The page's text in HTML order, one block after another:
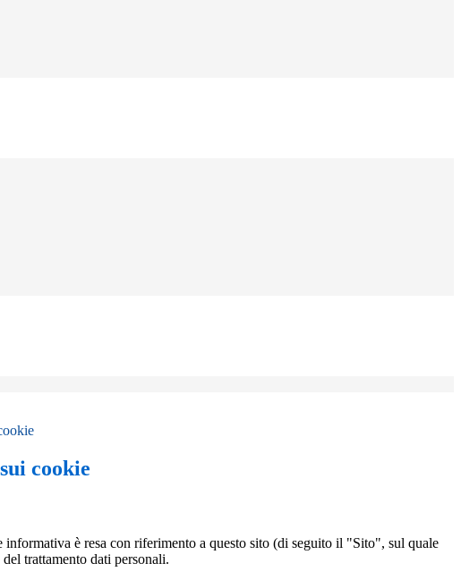
cookie
informativa è resa con riferimento a questo sito (di seguito il "Sito", sul quale
trattamento dati personali.